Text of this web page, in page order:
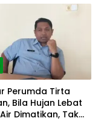
Perumda Tirta
Bila Hujan Lebat
Dimatikan, Tak